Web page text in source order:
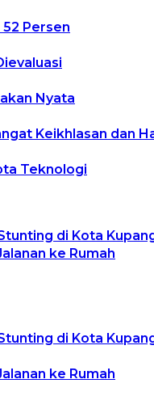
Persen
Nyata
Keikhlasan dan
Teknologi
di Kota
ke Rumah
di Kota
ke Rumah